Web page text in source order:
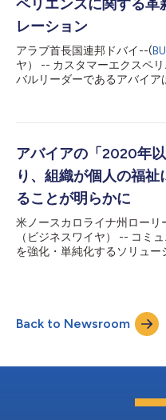
は、コンタクト センターの
洞察を提供し、仮想コンタク
ージャーによってパフォー
ーのリーダーに代わってアド
ア最高製品責任者のオマー・
展し続ける中、最も魅力的な
ペリエンスに関する革
レーション
アラブ首長国連邦ドバイ--(
ヤ） -- カスタマーエクスペ
バルリーダーであるアバイ
独自の計画を選べるかを説明
ペリエンスを提供する人工知
様な使用事例を紹介します
れる週を通じて、AIを活用し
を提供する方法を再考するソ
ンします。展示されるソリ
断することなくAIで強化され
に独自の方針を立てる方法
在のビジネスの時代精神を的
アバイアの「2020年
り、組織が個人の福
ることが明らかに
米ノースカロライナ州ロー
（ビジネスワイヤ） -- コミ
を強化・単純化するソリュー
2020: The Change Makers）
イアの調査では、回答者の
ったと述べ、43%が2020年
リッド勤務は福祉を向上さ
を満足させるために最善を
り、この調査からは組織が
Back to Newsroom